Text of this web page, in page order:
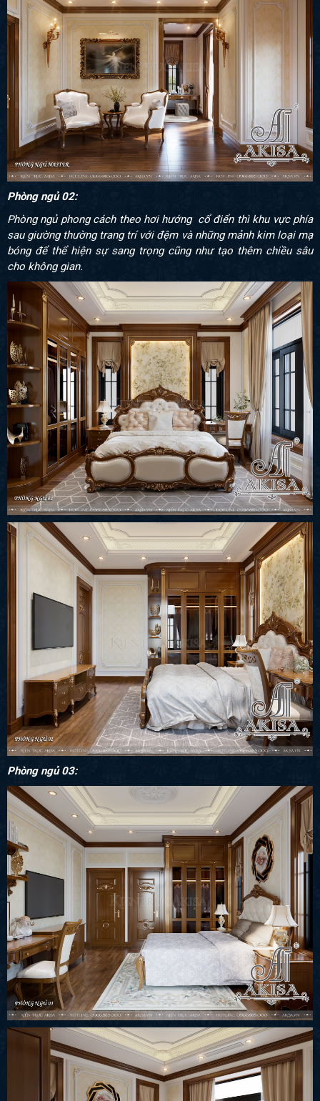
Phòng ngủ 02:
Phòng ngủ phong cách theo hơi hướng cổ điển thì khu vực phía
sau giường thường trang trí với đệm và những mảnh kim loại mạ
bóng để thể hiện sự sang trọng cũng như tạo thêm chiều sâu
cho không gian.
Phòng ngủ 03: